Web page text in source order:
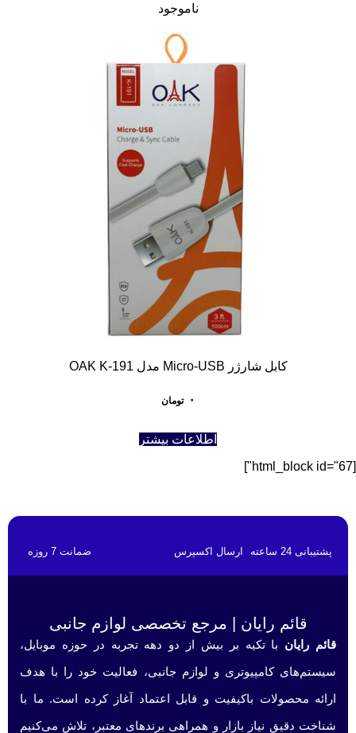
ناموجود
کابل شارژر Micro-USB مدل OAK K-191
۰ تومان
اطلاعات بیشتر
[html_block id="67"]
پشتیبانی 24 ساعته ارسال اکسپرس ضمانت 7 روزه
قائم رایان | مرجع تخصصی لوازم جانبی
قائم رایان با تکیه بر بیش از دو دهه تجربه در حوزه موبایل،
سیستم‌های کامپیوتری و لوازم جانبی، فعالیت خود را با هدف
ارائه محصولات باکیفیت و قابل اعتماد آغاز کرده است. ما با
شناخت دقیق نیاز بازار و همراهی برندهای معتبر، تلاش می‌کنیم